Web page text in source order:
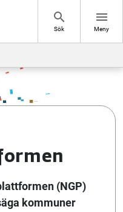
search
Sök
menu
Meny
(NGP)
kommuner